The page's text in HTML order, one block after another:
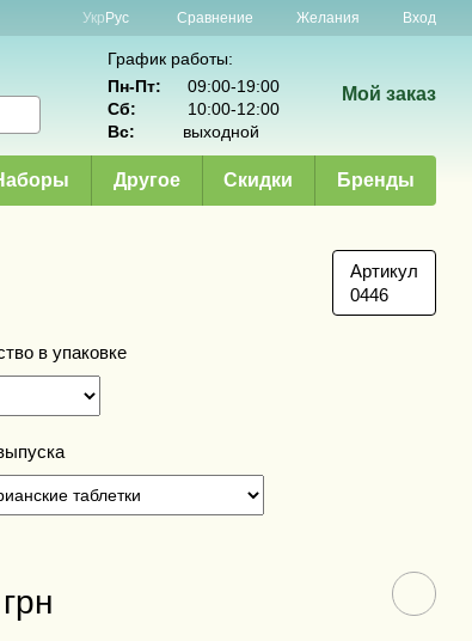
Укр Рус Сравнение Желания Вход
График работы:
Пн-Пт:
09:00-19:00
Сб:
10:00-12:00
Вс:
выходной
Мой заказ
Другое Скидки Бренды
Артикул
0446
в упаковке